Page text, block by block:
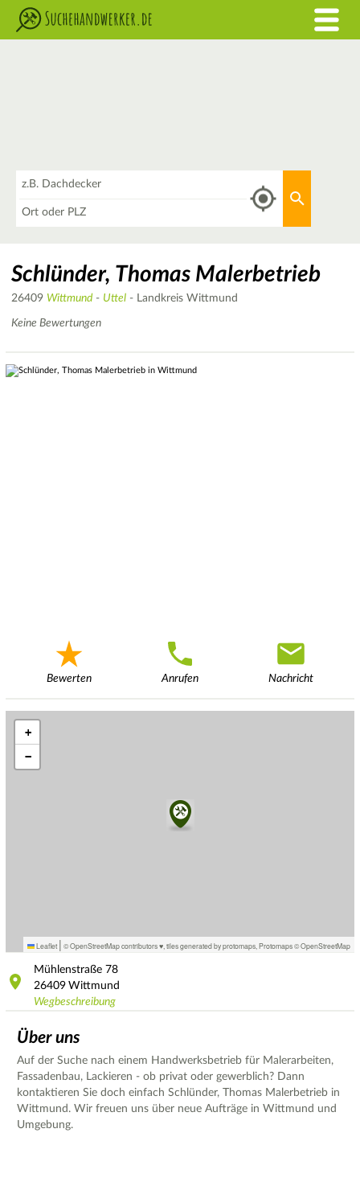
Schlünder, Thomas Malerbetrieb
26409 Wittmund - Uttel - Landkreis Wittmund
Keine Bewertungen
Bewerten Anrufen Nachricht
+
−
Leaflet | © OpenStreetMap contributors ♥, tiles generated by protomaps Protomaps©OpenStreetMap
Mühlenstraße 78
26409 Wittmund
Wegbeschreibung
Über uns
Auf der Suche nach einem Handwerksbetrieb für Malerarbeiten,
Fassadenbau, Lackieren - ob privat oder gewerblich? Dann
kontaktieren Sie doch einfach Schlünder, Thomas Malerbetrieb in
Wittmund. Wir freuen uns über neue Aufträge in Wittmund und
Umgebung.